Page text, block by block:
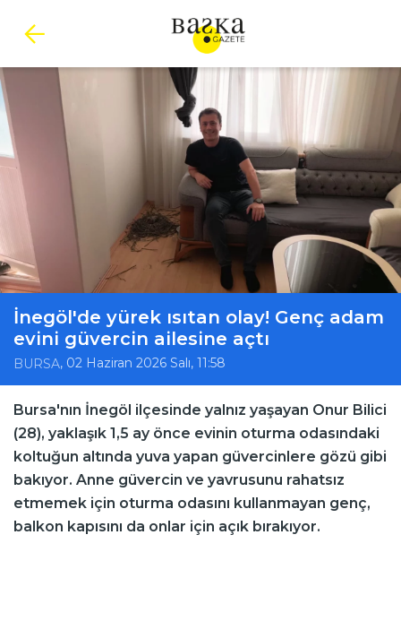
İnegöl'de yürek ısıtan olay! Genç adam
evini güvercin ailesine açtı
BURSA, 02 Haziran 2026 Salı, 11:58
Bursa'nın İnegöl ilçesinde yalnız yaşayan Onur Bilici
(28), yaklaşık 1,5 ay önce evinin oturma odasındaki
koltuğun altında yuva yapan güvercinlere gözü gibi
bakıyor. Anne güvercin ve yavrusunu rahatsız
etmemek için oturma odasını kullanmayan genç,
balkon kapısını da onlar için açık bırakıyor.